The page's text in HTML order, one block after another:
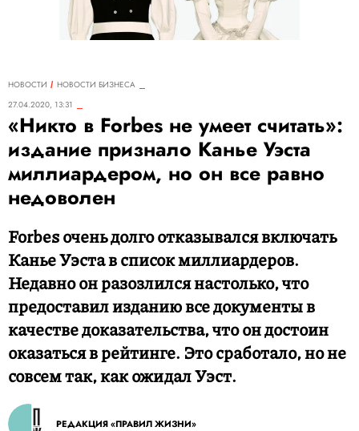
НОВОСТИ
НОВОСТИ БИЗНЕСА
27.04.2020, 13:31
«Никто в Forbes не умеет считать»:
издание признало Канье Уэста
миллиардером, но он все равно
недоволен
Forbes очень долго отказывался включать
Канье Уэста в список миллиардеров.
Недавно он разозлился настолько, что
предоставил изданию все документы в
качестве доказательства, что он достоин
оказаться в рейтинге. Это сработало, но не
совсем так, как ожидал Уэст.
РЕДАКЦИЯ «ПРАВИЛ ЖИЗНИ»